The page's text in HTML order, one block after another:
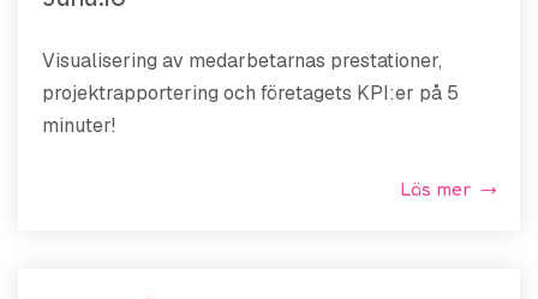
Visualisering av medarbetarnas prestationer,
projektrapportering och företagets KPI:er på 5
minuter!
Läs mer